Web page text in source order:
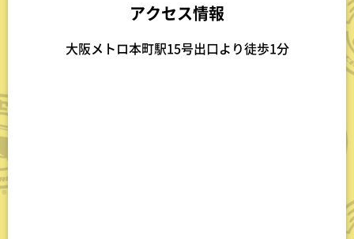
アクセス情報
大阪メトロ本町駅15号出口より徒歩1分